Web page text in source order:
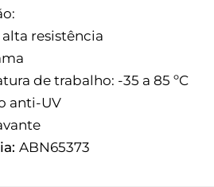
alta resistência
de trabalho: -35 a 85 ºC
anti-UV
ABN65373